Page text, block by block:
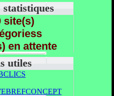
statistiques
site(s)
en attente
utiles